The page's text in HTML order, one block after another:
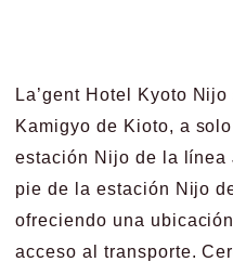
La’gent Hotel Kyoto
Kamigyo de Kioto, a
estación Nijo de la línea
pie de la estación Nijo
ofreciendo una
acceso al transporte.